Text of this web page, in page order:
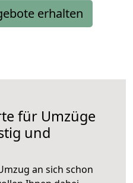
erhalten
für Umzüge
und
an sich schon